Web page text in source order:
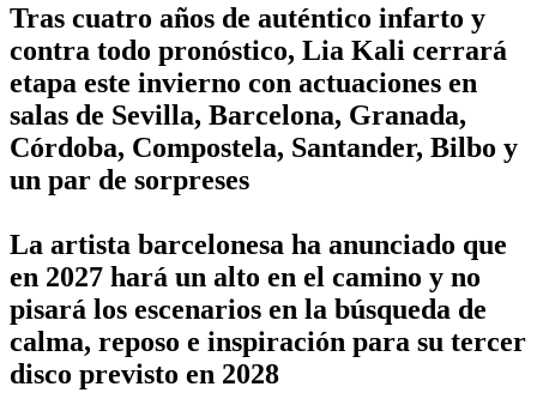
Tras cuatro años de auténtico infarto y
contra todo pronóstico, Lia Kali cerrará
etapa este invierno con actuaciones en
salas de Sevilla, Barcelona, Granada,
Córdoba, Compostela, Santander, Bilbo y
un par de sorpreses
La artista barcelonesa ha anunciado que
en 2027 hará un alto en el camino y no
pisará los escenarios en la búsqueda de
calma, reposo e inspiración para su tercer
disco previsto en 2028